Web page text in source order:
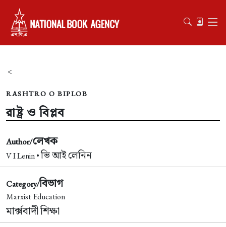
<
RASHTRO O BIPLOB
রাষ্ট্র ও বিপ্লব
Author/লেখক
V I Lenin •ভি আই লেনিন
Category/বিভাগ
Marxist Education
মার্ক্সবাদী শিক্ষা